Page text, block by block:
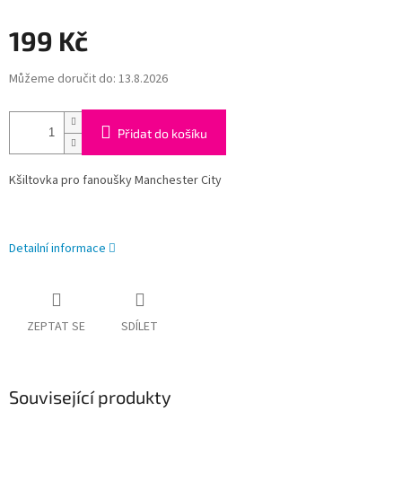
199 Kč
Měrná
cena:
Můžeme doručit do: 13.8.2026
Přidat do košíku
Kšiltovka pro fanoušky Manchester City
Detailní informace
ZEPTAT SE SDÍLET
Související produkty